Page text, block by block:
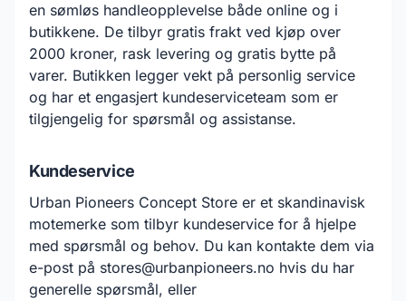
en sømløs handleopplevelse både online og i
butikkene. De tilbyr gratis frakt ved kjøp over
2000 kroner, rask levering og gratis bytte på
varer. Butikken legger vekt på personlig service
og har et engasjert kundeserviceteam som er
tilgjengelig for spørsmål og assistanse.
Kundeservice
Urban Pioneers Concept Store er et skandinavisk
motemerke som tilbyr kundeservice for å hjelpe
med spørsmål og behov. Du kan kontakte dem via
e-post på stores@urbanpioneers.no hvis du har
generelle spørsmål, eller